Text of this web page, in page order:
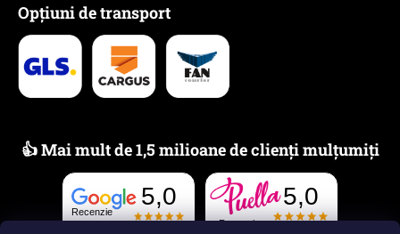
Opțiuni de transport
👍 Mai mult de 1,5 milioane de clienți mulțumiți
Recenzie
5,0
Recenzie
5,0